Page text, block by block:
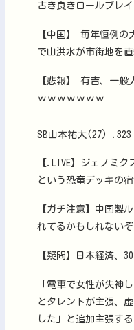
古き良きロールプレ
【中国】 毎年恒例
で山洪水が市街地を
【悲報】 有吉、一般
ｗｗｗｗｗｗｗ
SB山本祐大(27) .323
【.LIVE】ジェノミ
という恐竜デッキの
【ガチ注意】中国製
れてるかもしれない
【疑問】日本経済、
「電車で女性が失神
とタレントが主張、
した」と追加主張す